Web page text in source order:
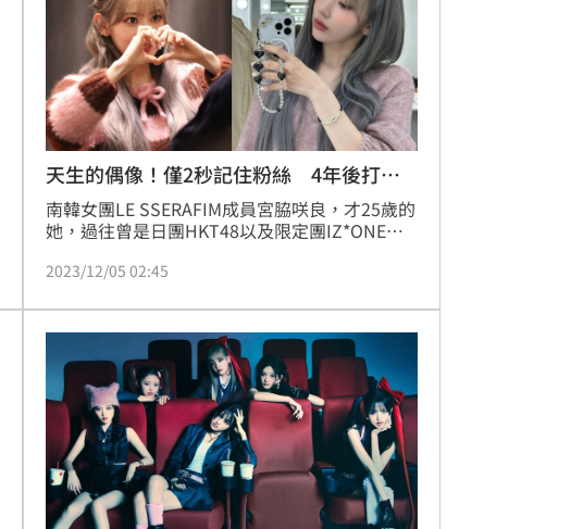
天生的偶像！僅2秒記住粉絲 4年後打招
呼
南韓女團LE SSERAFIM成員宮脇咲良，才25歲的
她，過往曾是日團HKT48以及限定團IZ*ONE成
高人氣。沒想到昨（4日）LE SSERAFIM在日本
談及宮脇咲良的驚人記憶力，讓他十分感謝。
2023/12/05 02:45